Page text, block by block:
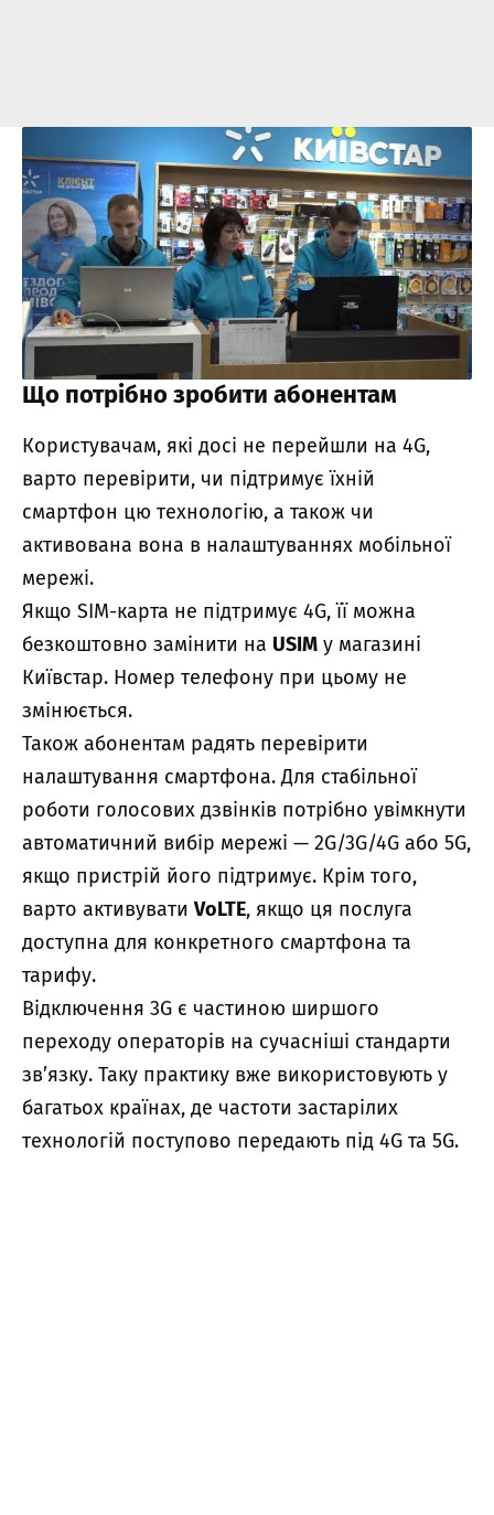
Що потрібно зробити абонентам
Користувачам, які досі не перейшли на 4G,
варто перевірити, чи підтримує їхній
смартфон цю технологію, а також чи
активована вона в налаштуваннях мобільної
мережі.
Якщо SIM-карта не підтримує 4G, її можна
безкоштовно замінити на USIM у магазині
Київстар. Номер телефону при цьому не
змінюється.
Також абонентам радять перевірити
налаштування смартфона. Для стабільної
роботи голосових дзвінків потрібно увімкнути
автоматичний вибір мережі — 2G/3G/4G або 5G,
якщо пристрій його підтримує. Крім того,
варто активуватиVoLTE, якщо ця послуга
доступна для конкретного смартфона та
тарифу.
Відключення 3G є частиною ширшого
переходу операторів на сучасніші стандарти
зв’язку. Таку практику вже використовують у
багатьох країнах, де частоти застарілих
технологій поступово передають під 4G та 5G.